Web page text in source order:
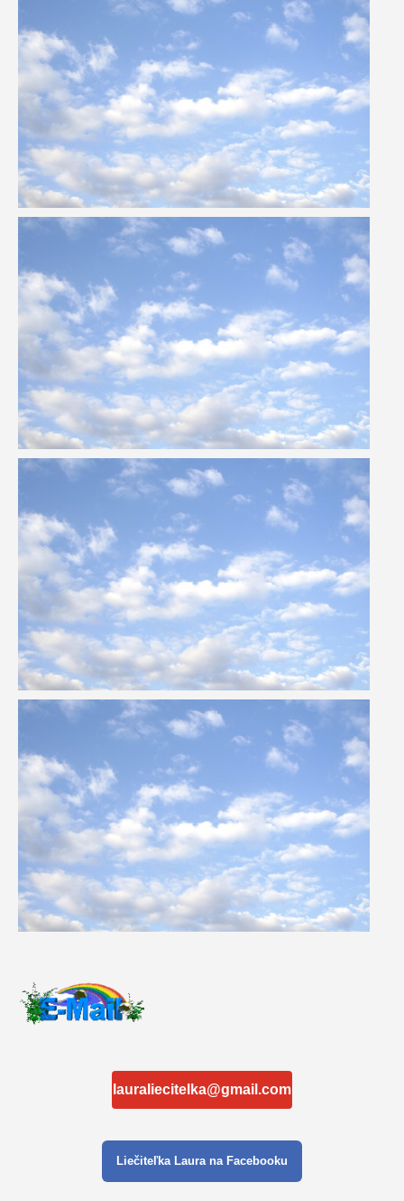
lauraliecitelka@gmail.com
Liečiteľka Laura na Facebooku